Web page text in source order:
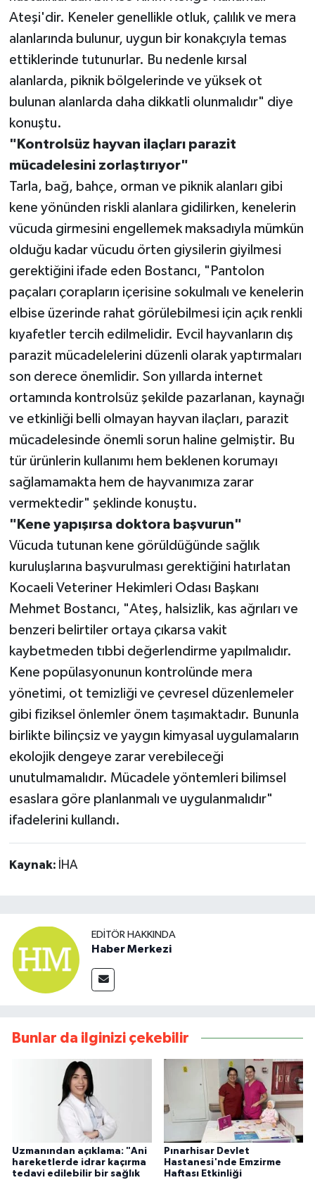
Ateşi'dir. Keneler genellikle otluk, çalılık ve mera
alanlarında bulunur, uygun bir konakçıyla temas
ettiklerinde tutunurlar. Bu nedenle kırsal
alanlarda, piknik bölgelerinde ve yüksek ot
bulunan alanlarda daha dikkatli olunmalıdır" diye
konuştu.
"Kontrolsüz hayvan ilaçları parazit
mücadelesini zorlaştırıyor"
Tarla, bağ, bahçe, orman ve piknik alanları gibi
kene yönünden riskli alanlara gidilirken, kenelerin
vücuda girmesini engellemek maksadıyla mümkün
olduğu kadar vücudu örten giysilerin giyilmesi
gerektiğini ifade eden Bostancı, "Pantolon
paçaları çorapların içerisine sokulmalı ve kenelerin
elbise üzerinde rahat görülebilmesi için açık renkli
kıyafetler tercih edilmelidir. Evcil hayvanların dış
parazit mücadelelerini düzenli olarak yaptırmaları
son derece önemlidir. Son yıllarda internet
ortamında kontrolsüz şekilde pazarlanan, kaynağı
ve etkinliği belli olmayan hayvan ilaçları, parazit
mücadelesinde önemli sorun haline gelmiştir. Bu
tür ürünlerin kullanımı hem beklenen korumayı
sağlamamakta hem de hayvanımıza zarar
vermektedir" şeklinde konuştu.
"Kene yapışırsa doktora başvurun"
Vücuda tutunan kene görüldüğünde sağlık
kuruluşlarına başvurulması gerektiğini hatırlatan
Kocaeli Veteriner Hekimleri Odası Başkanı
Mehmet Bostancı, "Ateş, halsizlik, kas ağrıları ve
benzeri belirtiler ortaya çıkarsa vakit
kaybetmeden tıbbi değerlendirme yapılmalıdır.
Kene popülasyonunun kontrolünde mera
yönetimi, ot temizliği ve çevresel düzenlemeler
gibi fiziksel önlemler önem taşımaktadır. Bununla
birlikte bilinçsiz ve yaygın kimyasal uygulamaların
ekolojik dengeye zarar verebileceği
unutulmamalıdır. Mücadele yöntemleri bilimsel
esaslara göre planlanmalı ve uygulanmalıdır"
ifadelerini kullandı.
Kaynak: İHA
EDITÖR HAKKINDA
Haber Merkezi
Bunlar da ilginizi çekebilir
Uzmanından açıklama: "Ani
hareketlerde idrar kaçırma
tedavi edilebilir bir sağlık
Pınarhisar Devlet
Hastanesi'nde Emzirme
Haftası Etkinliği